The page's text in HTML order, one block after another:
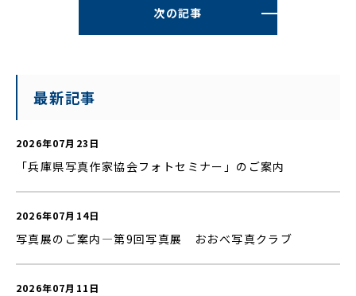
次の記事
最新記事
2026年07月23日
「兵庫県写真作家協会フォトセミナー」のご案内
2026年07月14日
写真展のご案内—第9回写真展 おおべ写真クラブ
2026年07月11日